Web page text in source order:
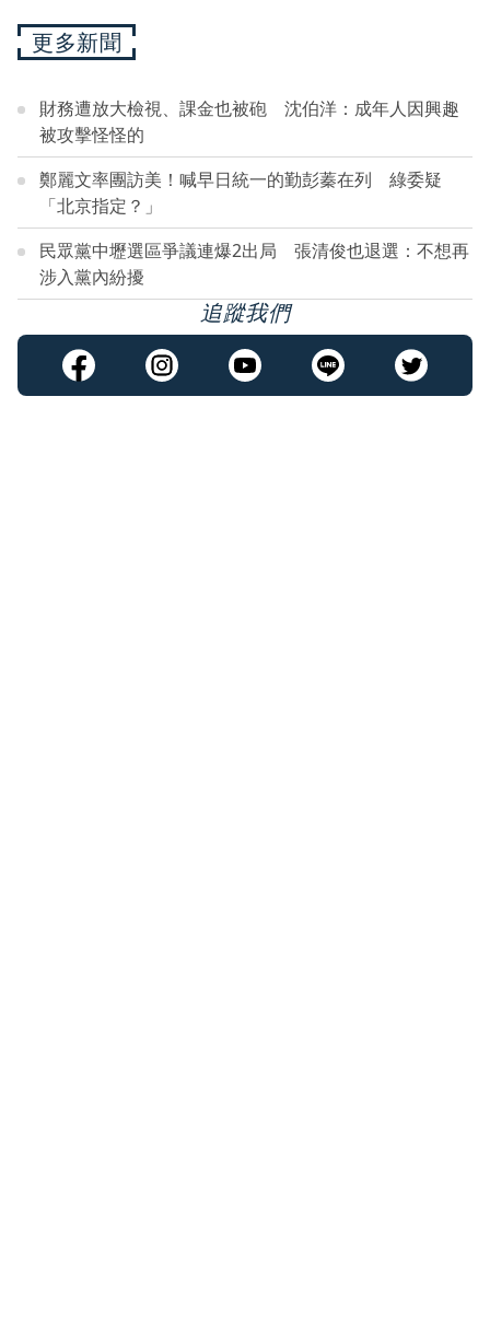
更多新聞
財務遭放大檢視、課金也被砲 沈伯洋：成年人因興趣
被攻擊怪怪的
鄭麗文率團訪美！喊早日統一的勤彭蓁在列 綠委疑
「北京指定？」
民眾黨中壢選區爭議連爆2出局 張清俊也退選：不想再
涉入黨內紛擾
追蹤我們